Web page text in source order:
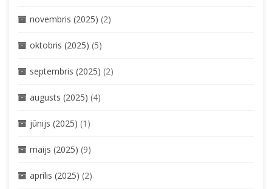
novembris (2025) (2)
oktobris (2025) (5)
septembris (2025) (2)
augusts (2025) (4)
jūnijs (2025) (1)
maijs (2025) (9)
aprīlis (2025) (2)